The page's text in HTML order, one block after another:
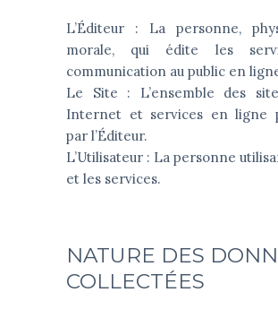
L’Éditeur : La personne,
morale, qui édite les
communication au public en
Le Site : L’ensemble des
Internet et services en ligne
par l’Éditeur.
L’Utilisateur : La personne
et les services.
NATURE DES
COLLECTÉES